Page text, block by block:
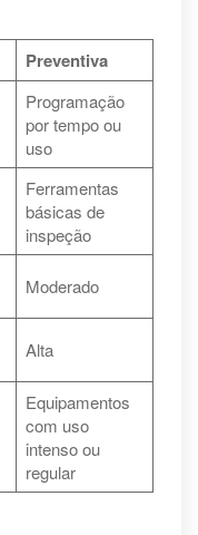
Preventiva
Programação
por tempo ou
uso
Ferramentas
básicas de
inspeção
Moderado
Alta
Equipamentos
com uso
intenso ou
regular